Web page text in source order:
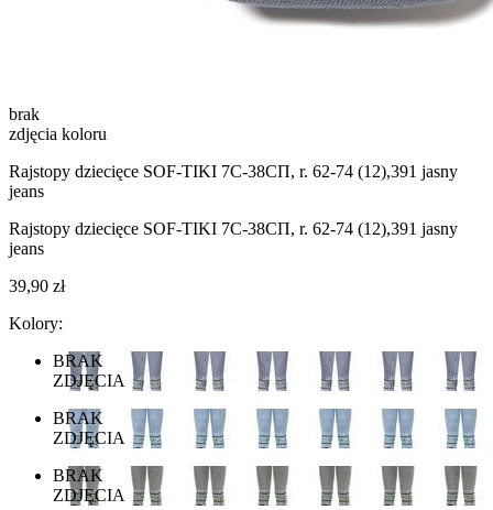
brak
zdjęcia koloru
Rajstopy dziecięce SOF-TIKI 7С-38СП, r. 62-74 (12),391 jasny
jeans
Rajstopy dziecięce SOF-TIKI 7С-38СП, r. 62-74 (12),391 jasny
jeans
39,90 zł
Kolory:
BRAK
ZDJĘCIA
BRAK
ZDJĘCIA
BRAK
ZDJĘCIA